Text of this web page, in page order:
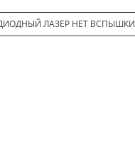
ЛАЗЕР НЕТ ВСПЫШКИ